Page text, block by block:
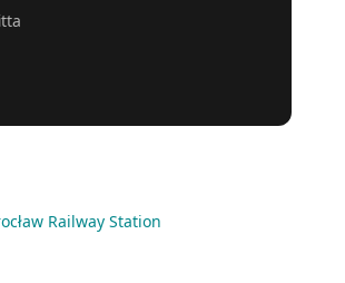
Railway Station